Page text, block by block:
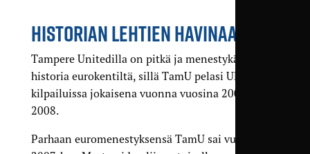
HISTORIAN LEHTIEN HAVINAA
Tampere Unitedilla on pitkä ja menestykäs
historia eurokentiltä, sillä TamU pelasi UEFAn eri
kilpailuissa jokaisena vuonna vuosina 2002–
2008.
Parhaan euromenestyksensä TamU sai vuonna